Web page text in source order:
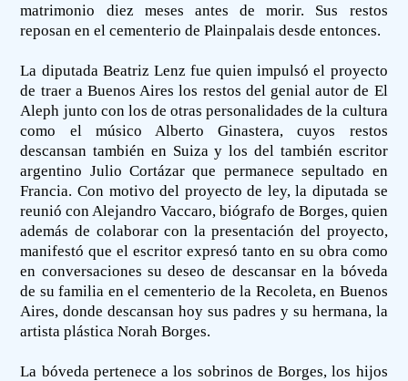
matrimonio diez meses antes de morir. Sus restos
reposan en el cementerio de Plainpalais desde entonces.
La diputada Beatriz Lenz fue quien impulsó el proyecto
de traer a Buenos Aires los restos del genial autor de El
Aleph junto con los de otras personalidades de la cultura
como el músico Alberto Ginastera, cuyos restos
descansan también en Suiza y los del también escritor
argentino Julio Cortázar que permanece sepultado en
Francia. Con motivo del proyecto de ley, la diputada se
reunió con Alejandro Vaccaro, biógrafo de Borges, quien
además de colaborar con la presentación del proyecto,
manifestó que el escritor expresó tanto en su obra como
en conversaciones su deseo de descansar en la bóveda
de su familia en el cementerio de la Recoleta, en Buenos
Aires, donde descansan hoy sus padres y su hermana, la
artista plástica Norah Borges.
La bóveda pertenece a los sobrinos de Borges, los hijos